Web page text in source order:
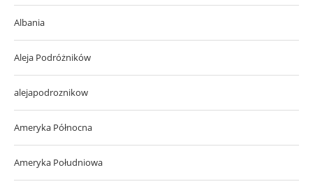
Albania
Aleja Podróżników
alejapodroznikow
Ameryka Północna
Ameryka Południowa